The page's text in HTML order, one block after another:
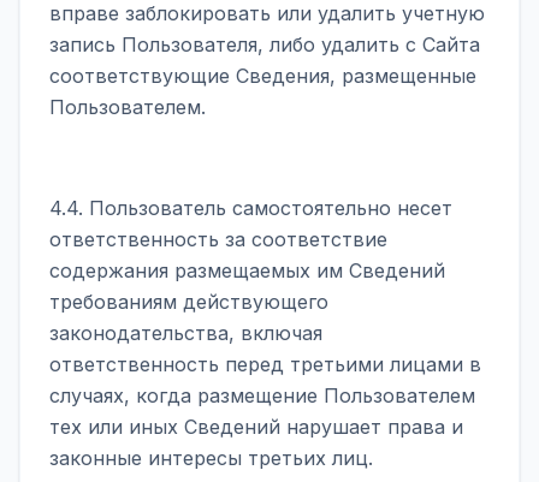
вправе заблокировать или удалить учетную
запись Пользователя, либо удалить с Сайта
соответствующие Сведения, размещенные
Пользователем.
4.4. Пользователь самостоятельно несет
ответственность за соответствие
содержания размещаемых им Сведений
требованиям действующего
законодательства, включая
ответственность перед третьими лицами в
случаях, когда размещение Пользователем
тех или иных Сведений нарушает права и
законные интересы третьих лиц.